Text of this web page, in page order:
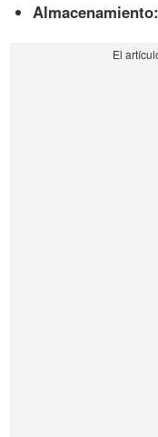
Almacenamiento: